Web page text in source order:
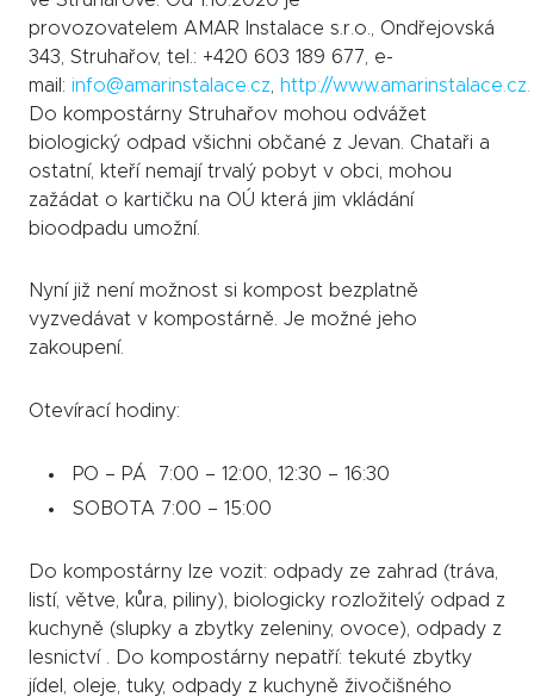
provozovatelem AMAR Instalace s.r.o., Ondřejovská
343, Struhařov, tel.: +420 603 189 677, e-
mail: info@amarinstalace.cz http://www.amarinstalace.cz
Do kompostárny Struhařov mohou odvážet
biologický odpad všichni občané z Jevan. Chataři a
ostatní, kteří nemají trvalý pobyt v obci, mohou
zažádat o kartičku na OÚ která jim vkládání
bioodpadu umožní.
Nyní již není možnost si kompost bezplatně
vyzvedávat v kompostárně. Je možné jeho
zakoupení.
Otevírací hodiny:
PO – PÁ 7:00 – 12:00, 12:30 – 16:30
SOBOTA 7:00 – 15:00
Do kompostárny lze vozit: odpady ze zahrad (tráva,
listí, větve, kůra, piliny), biologicky rozložitelý odpad z
kuchyně (slupky a zbytky zeleniny, ovoce), odpady z
lesnictví . Do kompostárny nepatří: tekuté zbytky
jídel, oleje, tuky, odpady z kuchyně živočišného